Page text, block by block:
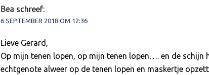
Bea schreef:
6 SEPTEMBER 2018 OM 12:36
Lieve Gerard,
Op mijn tenen lopen, op mijn tenen lopen…. en de
echtgenote alweer op de tenen lopen en maskertje